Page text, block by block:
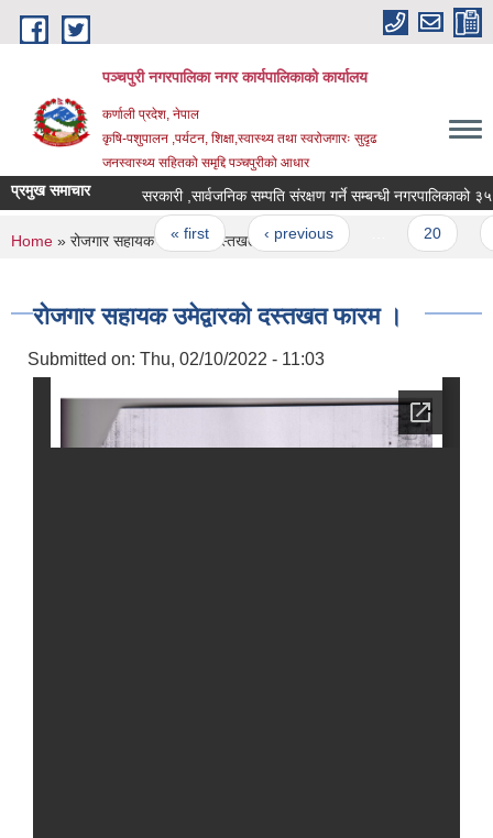
Skip to main content
पञ्चपुरी नगरपालिका नगर कार्यपालिकाको कार्यालय
कर्णाली प्रदेश, नेपाल
कृषि-पशुपालन ,पर्यटन, शिक्षा,स्वास्थ्य तथा स्वरोजगारः सुदृढ
जनस्वास्थ्य सहितको समृद्दि पञ्चपुरीको आधार
प्रमुख समाचार सरकारी ,सार्वजनिक सम्पति संरक्षण गर्ने सम्बन्धी नगरपालिकाको ३५
Pages
« first ‹ previous
You are here
Home » रोजगार सहायक उमेद्वारकाे दस्तखत फारम ।
रोजगार सहायक उमेद्वारकाे दस्तखत फारम ।
Submitted on: Thu, 02/10/2022 - 11:03